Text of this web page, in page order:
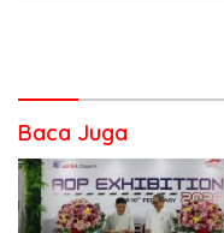
Baca Juga